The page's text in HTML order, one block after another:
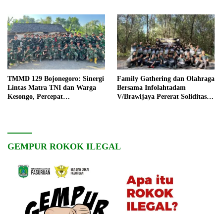
TMMD 129 Bojonegoro: Sinergi
Lintas Matra TNI dan Warga
Kesongo, Percepat
Family Gathering dan Olahraga
Bersama Infolahtadam
V/Brawijaya Pererat Soliditas
GEMPUR ROKOK ILEGAL